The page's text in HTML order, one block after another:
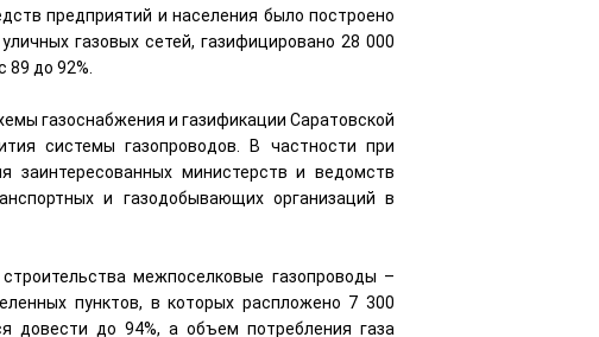
предприятий и населения было построено
газовых сетей, газифицировано 28 000
до 92%.
газоснабжения и газификации Саратовской
системы газопроводов. В частности при
заинтересованных министерств и ведомств
и газодобывающих организаций в
межпоселковые газопроводы –
пунктов, в которых распложено 7 300
довести до 94%, а объем потребления газа